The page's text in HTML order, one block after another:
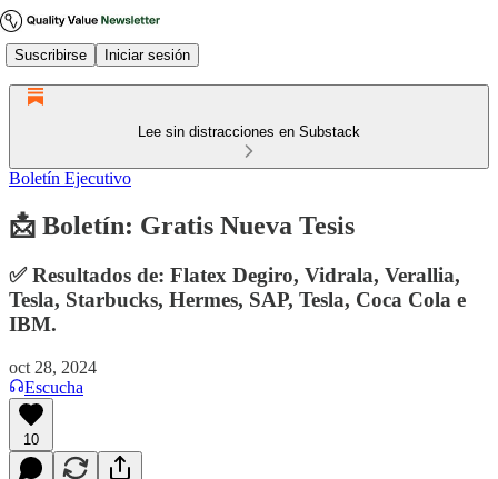
Suscribirse Iniciar sesión
Lee sin distracciones en Substack
Boletín Ejecutivo
📩 Boletín: Gratis Nueva Tesis
✅ Resultados de: Flatex Degiro, Vidrala, Verallia,
Tesla, Starbucks, Hermes, SAP, Tesla, Coca Cola e
IBM.
oct 28, 2024
Escucha
10